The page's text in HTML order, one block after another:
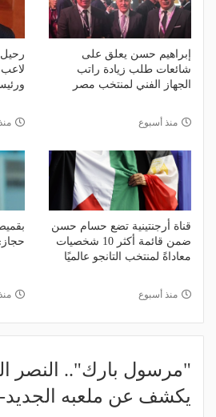
إبراهيم حسن يعلق على
شائعات طلب زيادة راتب
الجهاز الفني لمنتخب مصر
منذ أسبوع
قناة أرجنتينية تضع حسام حسن
ضمن قائمة أكثر 10 شخصيات
معاداةً لمنتخب التانجو عالميًا
منذ أسبوع
"مرسول بارك".. النصر
يكشف عن ملعبه الجديد-